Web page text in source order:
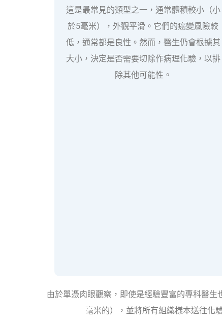
這是最常見的類型之一，通常體積較小（小
於5毫米），外觀平滑。它們的癌變風險較
低，通常都是良性。然而，醫生仍會根據其
大小，決定是否需要切除作病理化驗，以排
除其他可能性。
由於單憑肉眼觀察，即使是經驗豐富的專科醫
毫米的），並將所有組織樣本送往化